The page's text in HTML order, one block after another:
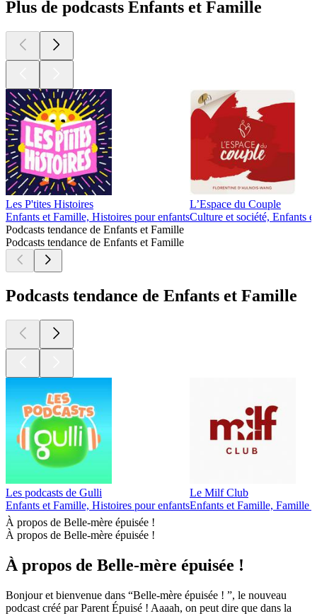
on ne rompt pas juste avec le père mais avec ses enfants"
05/12/2024|1 h
Dans ce nouvel épisode de Belle-mère épuisée, nous
découvrons l'histoire de Laura. Si sur le papier sa vie de belle-
mère semble idéale (bonne entente avec les enfants de son
compagnon, pas de souci majeur avec la maman des enfants),
Laura nous raconte pourtant ce qui a conduit à la rupture avec
son ex-compagnon. Et surtout, à quel point c'est difficile pour
Laura qui s'était beaucoup attachées aux enfants de son ex.
Un témoignage très touchant qui nous montre encore une
nouvelle facette de la vie de belle-mère.
https://www.audion.fm/fr/privacy-policy pour plus
1
3
4
5
6
Plus de podcasts Enfants et Famille
Plus de podcasts Enfants et Famille
Plus de podcasts Enfants et Famille